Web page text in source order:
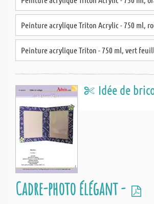
Peinture acrylique Triton Acrylic - 750 ml,
Peinture acrylique Triton - 750 ml, vert
Idée de
Cadre-photo élégant -